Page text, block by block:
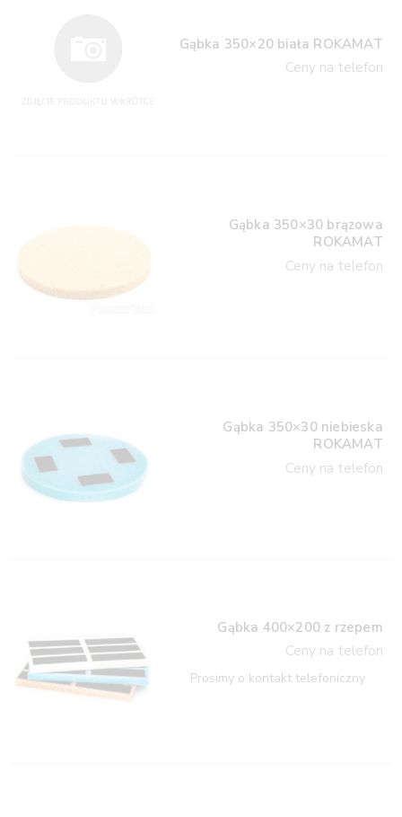
Gąbka 350×20 biała ROKAMAT
Ceny na telefon
Gąbka 350×30 brązowa
ROKAMAT
Ceny na telefon
Gąbka 350×30 niebieska
ROKAMAT
Ceny na telefon
Gąbka 400×200 z rzepem
Ceny na telefon
Prosimy o kontakt telefoniczny